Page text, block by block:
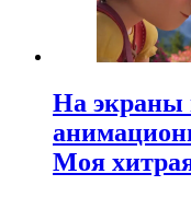
На экраны
Моя